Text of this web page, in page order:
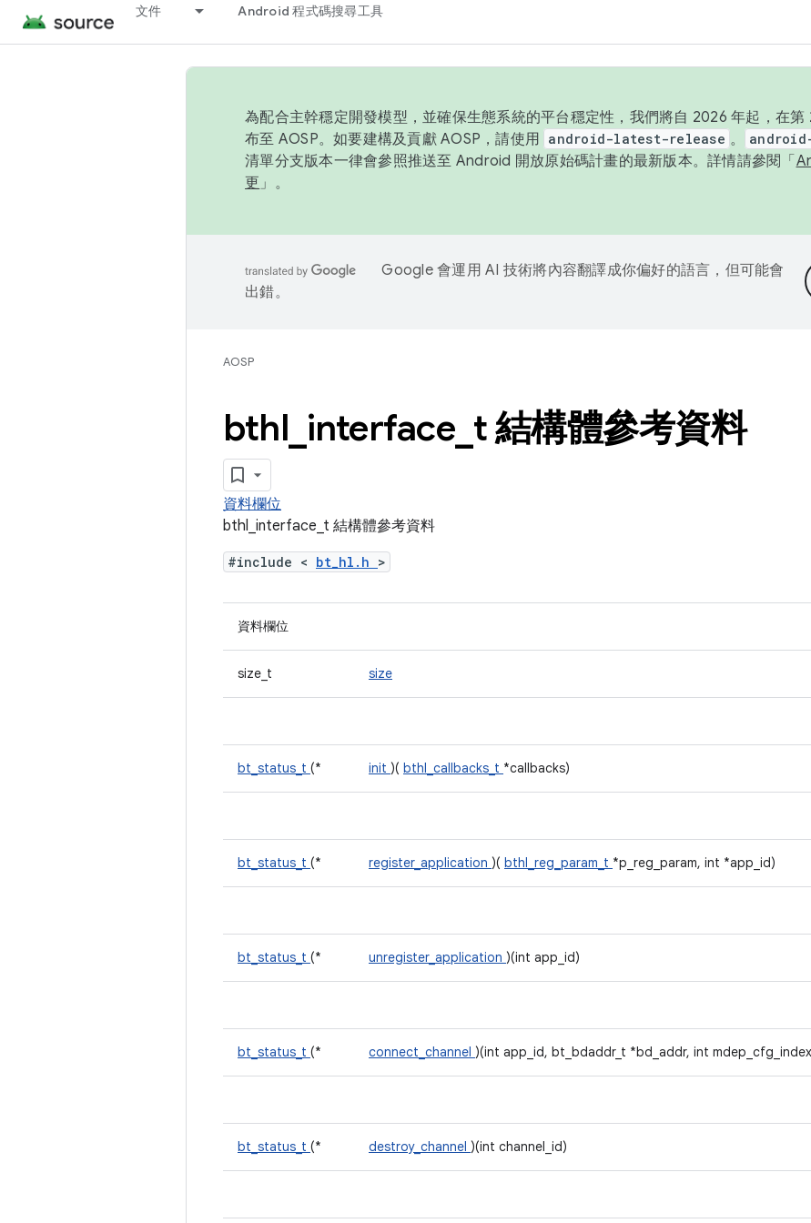
文件 Android 程式碼搜尋工具
為配合主幹穩定開發模型，並確保生態系統的平台穩定性，我們將自 2026 年起，在第
布至 AOSP。如要建構及貢獻 AOSP，請使用 android-latest-release 。
清單分支版本一律會參照推送至 Android 開放原始碼計畫的最新版本。詳情請參閱「
更 」。
Google 會運用 AI 技術將內容翻譯成你偏好的語言，但可能會
出錯。
AOSP
bthl interface t 結構體參考資料
資料欄位
bthl_interface_t 結構體參考資料
#include < bt_hl.h >
資料欄位
size_t size
bt_status_t (* init )( bthl_callbacks_t *callbacks)
bt_status_t (* register_application )( bthl_reg_param_t *p_reg_param, int *app_id)
bt_status_t (* unregister_application )(int app_id)
bt_status_t (* connect_channel )(int app_id, bt_bdaddr_t *bd_addr, int
bt_status_t (* destroy_channel )(int channel_id)